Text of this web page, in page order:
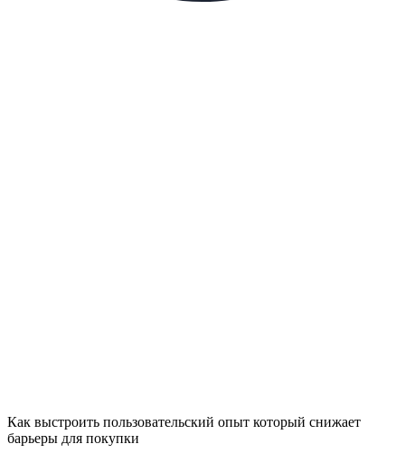
Как выстроить пользовательский опыт который снижает
барьеры для покупки